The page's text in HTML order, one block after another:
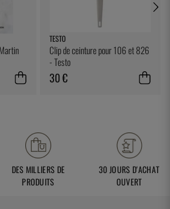
TESTO
Clip de ceinture pour 106 et 826
- Testo
30 €
DES MILLIERS DE
PRODUITS
30 JOURS D'ACHAT
OUVERT